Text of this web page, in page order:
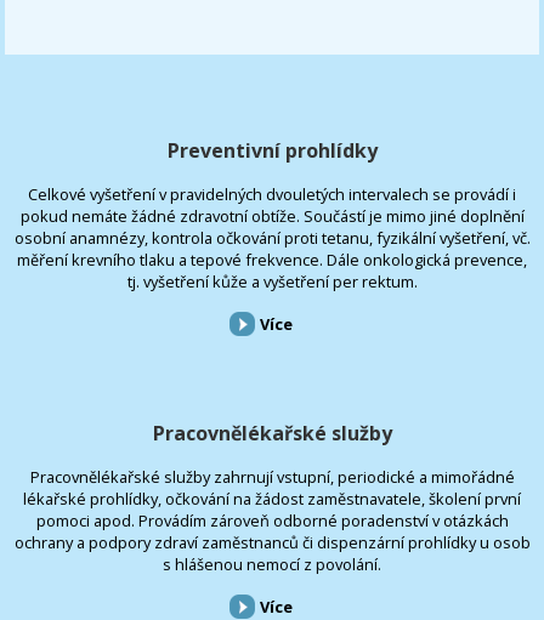
Preventivní prohlídky
Celkové vyšetření v pravidelných dvouletých intervalech se provádí i
pokud nemáte žádné zdravotní obtíže. Součástí je mimo jiné doplnění
osobní anamnézy, kontrola očkování proti tetanu, fyzikální vyšetření, vč.
měření krevního tlaku a tepové frekvence. Dále onkologická prevence,
tj. vyšetření kůže a vyšetření per rektum.
Více
Pracovnělékařské služby
Pracovnělékařské služby zahrnují vstupní, periodické a mimořádné
lékařské prohlídky, očkování na žádost zaměstnavatele, školení první
pomoci apod. Provádím zároveň odborné poradenství v otázkách
ochrany a podpory zdraví zaměstnanců či dispenzární prohlídky u osob
s hlášenou nemocí z povolání.
Více